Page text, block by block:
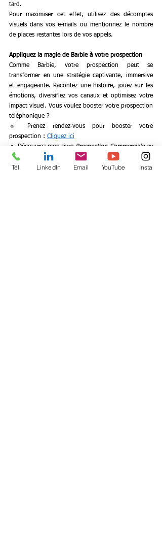
tard.
Pour maximiser cet effet, utilisez des décomptes
visuels dans vos e-mails ou mentionnez le nombre
de places restantes lors de vos appels.
Appliquez la magie de Barbie à votre prospection
Comme Barbie, votre prospection peut se
transformer en une stratégie captivante, immersive
et engageante. Racontez une histoire, jouez sur les
émotions, diversifiez vos canaux et optimisez votre
impact visuel. Vous voulez booster votre prospection
téléphonique ?
🔹 Prenez rendez-vous pour booster votre
prospection : Cliquez ici
🔹 Découvrez mon livre Prospection Commerciale au
téléphone
Disponible ici
🔹 Approfondissez vos stratégies avec
Marketing
Tél. LinkedIn Email YouTube Insta